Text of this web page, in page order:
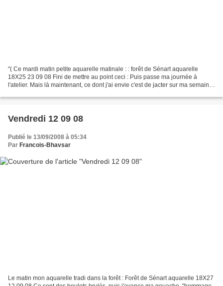
"( Ce mardi matin petite aquarelle matinale : : forêt de Sénart aquarelle
18X25 23 09 08 Fini de mettre au point ceci : Puis passe ma journée à
l'atelier. Mais là maintenant, ce dont j'ai envie c'est de jacter sur ma semaine
Vendredi 12 09 08
Publié le 13/09/2008 à 05:34
Par Francois-Bhavsar
Le matin mon aquarelle tradi dans la forêt : Forêt de Sénart aquarelle 18X27